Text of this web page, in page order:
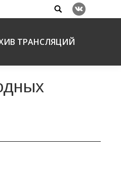
Search:
Вконтакте
ТРАНСЛЯЦИЙ